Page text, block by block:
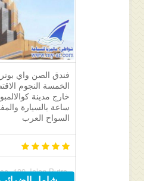
فندق الصن واي
الخمسة النجوم
خارج مدينة
ساعة بالسيارة
السواح العرب
100 Jalan Putra,